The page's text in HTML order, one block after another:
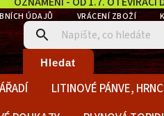
ÚDAJŮ VRÁCENÍ ZBOŽÍ
Hledat
LITINOVÉ PÁNVE,